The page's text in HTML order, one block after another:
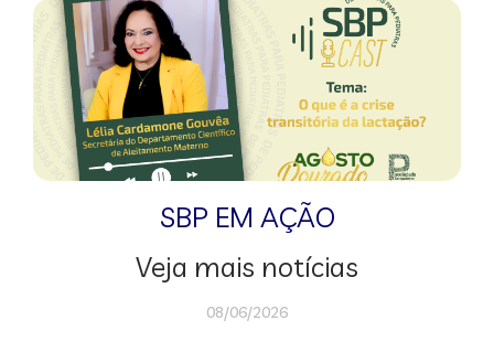
SBP EM AÇÃO
Veja mais notícias
08/06/2026